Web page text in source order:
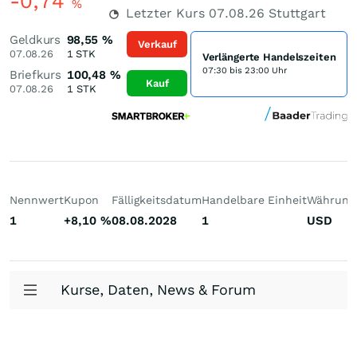
%
Letzter Kurs 07.08.26 Stuttgart
Geldkurs
07.08.26
98,55 %
1 STK
Briefkurs
07.08.26
100,48 %
1 STK
Verkauf
Kauf
Verlängerte Handelszeiten
07:30 bis 23:00 Uhr
Nennwert
1
Kupon
+8,10 %
Fälligkeitsdatum
08.08.2028
Handelbare Einheit
1
Währung
USD
Kurse, Daten, News & Forum